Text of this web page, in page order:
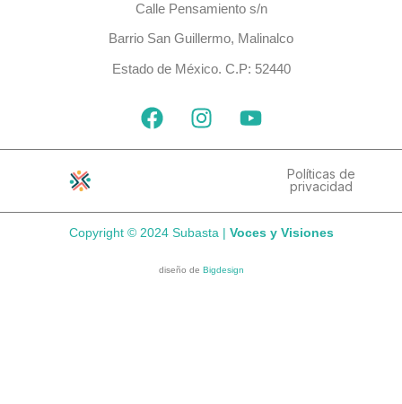
Calle Pensamiento s/n
Barrio San Guillermo, Malinalco
Estado de México. C.P: 52440
F
a
c
o
o
k
I
n
s
g
r
a
Y
o
u
b
e
Políticas de
privacidad
Copyright © 2024 Subasta | Voces y Visiones
diseño de Bigdesign